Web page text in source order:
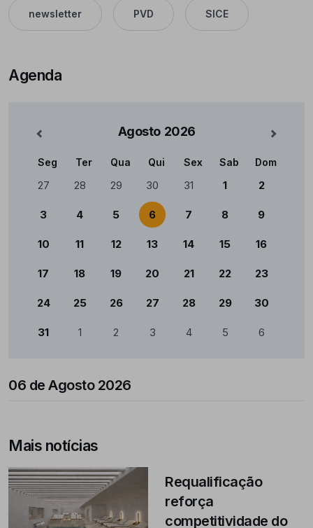
newsletter PVD SICE
Agenda
Agosto 2026 Mês
Calendário
Seg Ter Qua Qui Sex Sab Dom
27 28 29 30 31 1 2
3 4 5 6 7 8 9
10 11 12 13 14 15 16
17 18 19 20 21 22 23
24 25 26 27 28 29 30
31 1 2 3 4 5 6
06 de Agosto 2026
Mais notícias
Requalificação
reforça
competitividade do